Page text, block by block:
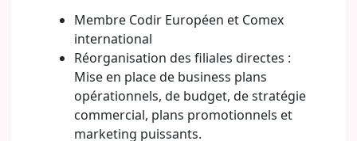
Membre Codir Européen et Comex
international
Réorganisation des filiales directes :
Mise en place de business plans
opérationnels, de budget, de stratégie
commercial, plans promotionnels et
marketing puissants.